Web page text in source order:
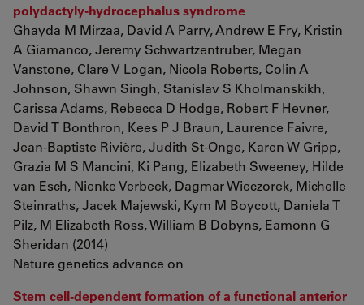
polydactyly-hydrocephalus syndrome
Ghayda M Mirzaa, David A Parry, Andrew E Fry, Kristin
A Giamanco, Jeremy Schwartzentruber, Megan
Vanstone, Clare V Logan, Nicola Roberts, Colin A
Johnson, Shawn Singh, Stanislav S Kholmanskikh,
Carissa Adams, Rebecca D Hodge, Robert F Hevner,
David T Bonthron, Kees P J Braun, Laurence Faivre,
Jean-Baptiste Rivière, Judith St-Onge, Karen W Gripp,
Grazia M S Mancini, Ki Pang, Elizabeth Sweeney, Hilde
van Esch, Nienke Verbeek, Dagmar Wieczorek, Michelle
Steinraths, Jacek Majewski, Kym M Boycott, Daniela T
Pilz, M Elizabeth Ross, William B Dobyns, Eamonn G
Sheridan (2014)
Nature genetics advance on
Stem cell-dependent formation of a functional anterior